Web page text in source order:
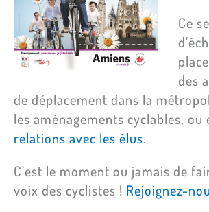
Ce
des
de déplacement dans la
les aménagements cyclables, ou
relations avec les élus.
C’est le moment ou jamais de
voix des cyclistes ! Rejoignez-